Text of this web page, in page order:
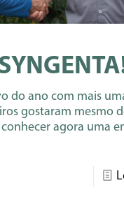
do ano com mais
gostaram mesmo
agora uma